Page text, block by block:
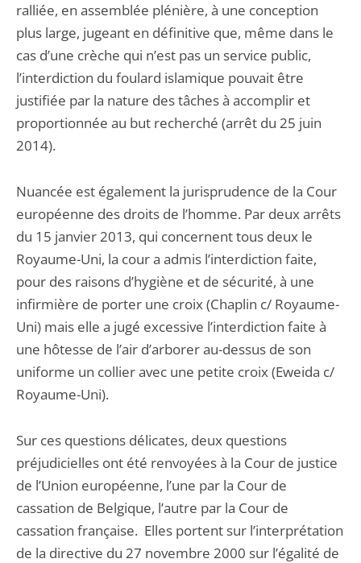
ralliée, en assemblée plénière, à une conception
plus large, jugeant en définitive que, même dans le
cas d’une crèche qui n’est pas un service public,
l’interdiction du foulard islamique pouvait être
justifiée par la nature des tâches à accomplir et
proportionnée au but recherché (arrêt du 25 juin
2014).
Nuancée est également la jurisprudence de la Cour
européenne des droits de l’homme. Par deux arrêts
du 15 janvier 2013, qui concernent tous deux le
Royaume-Uni, la cour a admis l’interdiction faite,
pour des raisons d’hygiène et de sécurité, à une
infirmière de porter une croix (Chaplin c/ Royaume-
Uni) mais elle a jugé excessive l’interdiction faite à
une hôtesse de l’air d’arborer au-dessus de son
uniforme un collier avec une petite croix (Eweida c/
Royaume-Uni).
Sur ces questions délicates, deux questions
préjudicielles ont été renvoyées à la Cour de justice
de l’Union européenne, l’une par la Cour de
cassation de Belgique, l’autre par la Cour de
cassation française. Elles portent sur l’interprétation
de la directive du 27 novembre 2000 sur l’égalité de